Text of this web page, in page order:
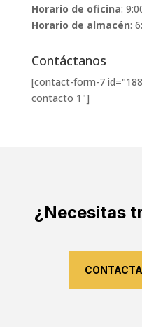
Horario de oficina:
Horario de almacén:
Contáctanos
[contact-form-7
contacto 1"]
¿Necesitas